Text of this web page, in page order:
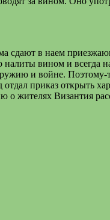
сдают в наем
вином и всегда
и войне.
приказ открыть
о жителях Византия